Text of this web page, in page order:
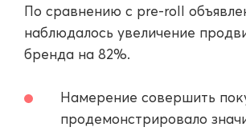
По сравнению с pre-roll
наблюдалось увеличение
бренда на 82%.
Намерение совершить
продемонстрировало